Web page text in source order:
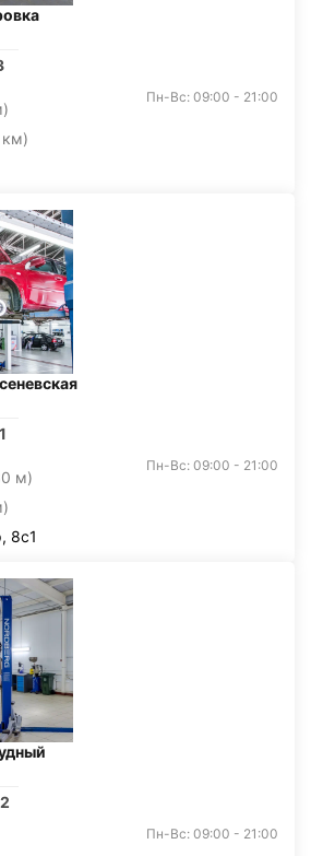
км)
Пн-Вс: 09:00 - 21:00
м)
Пн-Вс: 09:00 - 21:00
8с1
Пн-Вс: 09:00 - 21:00